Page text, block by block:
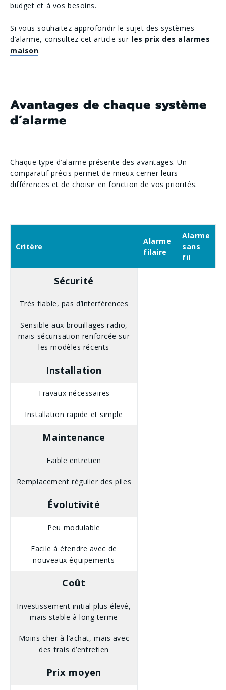
budget et à vos besoins.
Si vous souhaitez approfondir le sujet des systèmes
d’alarme, consultez cet article sur les prix des alarmes
maison.
Avantages de chaque système
d’alarme
Chaque type d’alarme présente des avantages. Un
comparatif précis permet de mieux cerner leurs
différences et de choisir en fonction de vos priorités.
Critère
Alarme
filaire
Alarme
sans
fil
Sécurité
Très fiable, pas d’interférences
Sensible aux brouillages radio,
mais sécurisation renforcée sur
les modèles récents
Installation
Travaux nécessaires
Installation rapide et simple
Maintenance
Faible entretien
Remplacement régulier des piles
Évolutivité
Peu modulable
Facile à étendre avec de
nouveaux équipements
Coût
Investissement initial plus élevé,
mais stable à long terme
Moins cher à l’achat, mais avec
des frais d’entretien
Prix moyen